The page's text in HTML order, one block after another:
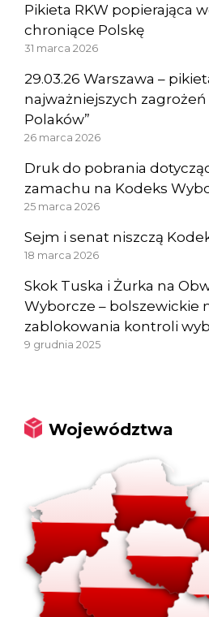
Pikieta RKW popierająca
chroniące Polskę
31 marca 2026
29.03.26 Warszawa –
najważniejszych zagrożeń
Polaków”
26 marca 2026
Druk do pobrania
zamachu na Kodeks
25 marca 2026
Sejm i senat niszczą
18 marca 2026
Skok Tuska i Żurka na
Wyborcze – bolszewickie
zablokowania kontroli
9 grudnia 2025
Województwa